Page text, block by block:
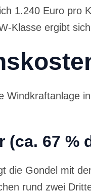
1.240 Euro pro
Klasse ergibt
Windkraftanlage
(ca. 67 %
die Gondel mit
rund zwei